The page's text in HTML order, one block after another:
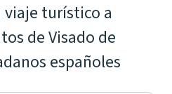
viaje turístico a
de Visado de
españoles